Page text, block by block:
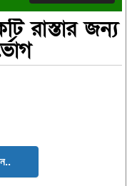
রাস্তার জন্য